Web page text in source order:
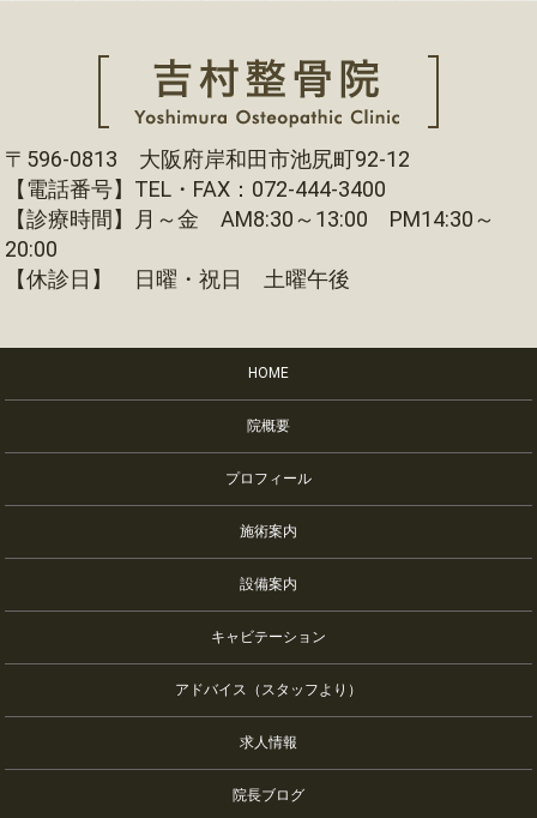
〒596-0813 大阪府岸和田市池尻町92-12
【電話番号】TEL・FAX：072-444-3400
【診療時間】月～金 AM8:30～13:00 PM14:30～
20:00
【休診日】 日曜・祝日 土曜午後
HOME
院概要
プロフィール
施術案内
設備案内
キャビテーション
アドバイス（スタッフより）
求人情報
院長ブログ